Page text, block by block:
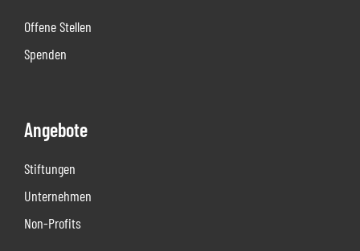
Offene Stellen
Spenden
Angebote
Stiftungen
Unternehmen
Non-Profits